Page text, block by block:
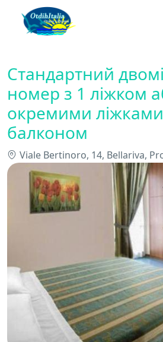
Стандартний
номер з 1 ліжком
окремими
балконом
Viale Bertinoro, 14, Bellariva,